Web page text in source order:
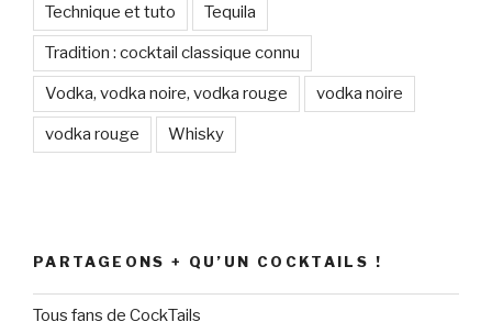
Technique et tuto Tequila
Tradition : cocktail classique connu
Vodka, vodka noire, vodka rouge vodka noire
vodka rouge Whisky
PARTAGEONS + QU’UN COCKTAILS !
Tous fans de CockTails